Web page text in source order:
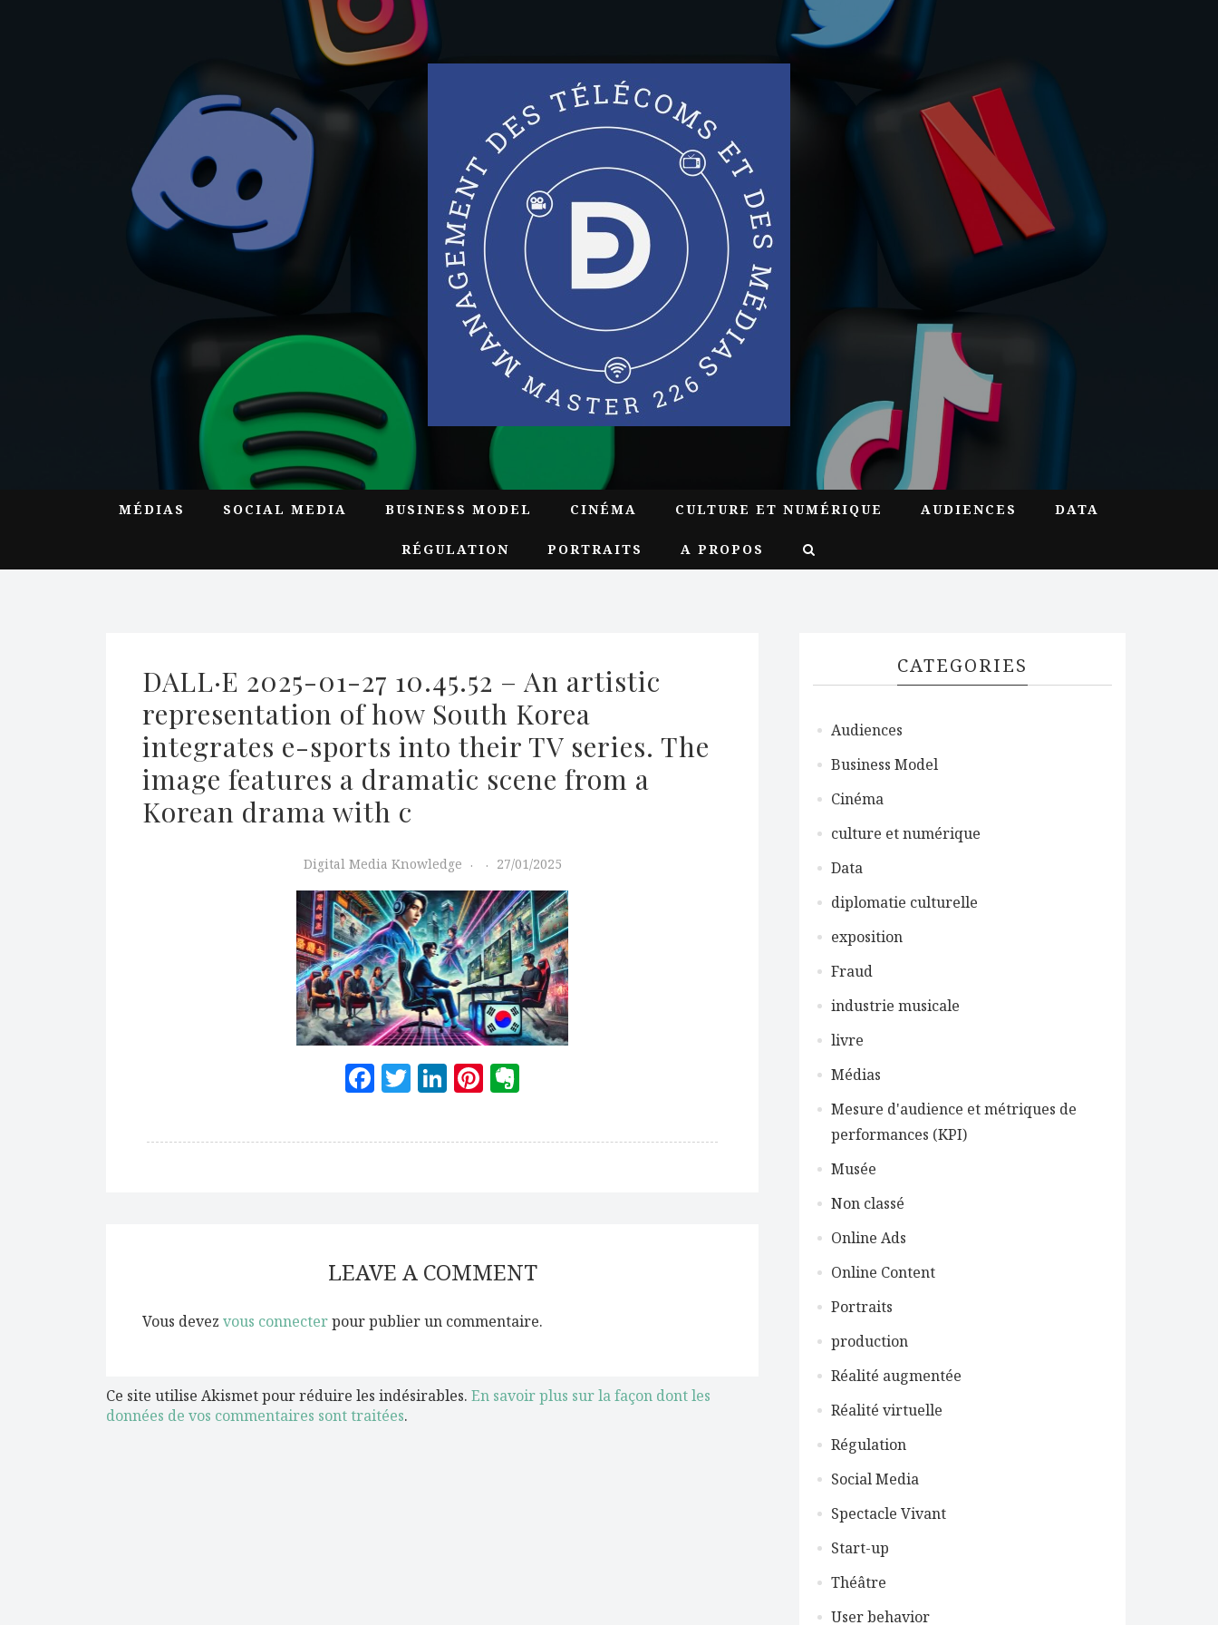
MÉDIAS SOCIAL MEDIA BUSINESS MODEL CINÉMA CULTURE ET NUMÉRIQUE AUDIENCES DATA
RÉGULATION PORTRAITS A PROPOS
DALL·E 2025-01-27 10.45.52 – An artistic
representation of how South Korea
integrates e-sports into their TV series. The
image features a dramatic scene from a
Korean drama with c
Digital Media Knowledge 27/01/2025
Facebook
Twitter
LinkedIn
Pinterest
LEAVE A COMMENT
Vous devez vous connecterpour publier un commentaire.
Ce site utilise Akismet pour réduire les indésirables. En savoir plus sur la façon dont les
données de vos commentaires sont traitées.
CATEGORIES
Audiences
Business Model
Cinéma
culture et numérique
Data
diplomatie culturelle
exposition
Fraud
industrie musicale
livre
Médias
Mesure d'audience et métriques de
performances (KPI)
Musée
Non classé
Online Ads
Online Content
Portraits
production
Réalité augmentée
Réalité virtuelle
Régulation
Social Media
Spectacle Vivant
Start-up
Théâtre
User behavior